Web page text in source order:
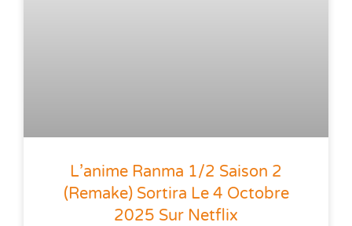
L’anime Ranma 1/2 Saison 2
(remake) Sortira Le 4 Octobre
2025 Sur Netflix